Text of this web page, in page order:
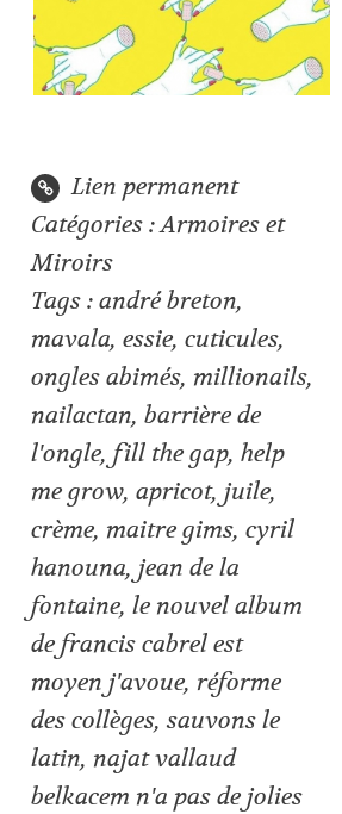
Lien permanent
Catégories :Armoires et
Miroirs
Tags :andré breton,
mavala,essie,cuticules,
ongles abimés, millionails,
nailactan,barrière de
l'ongle,fill the gap,help
me grow,apricot,juile,
crème, maitre gims,cyril
hanouna,jean de la
fontaine,le nouvel album
de francis cabrel est
moyen j'avoue, réforme
des collèges,sauvons le
latin, najat vallaud
belkacem n'a pas de jolies